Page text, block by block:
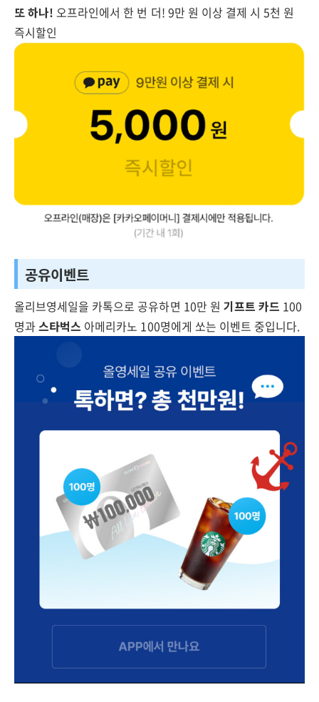
또 하나!오프라인에서 한 번 더! 9만 원 이상 결제 시 5천 원
즉시할인
공유이벤트
올리브영세일을 카톡으로 공유하면 10만 원 기프트 카드 100
명과스타벅스 아메리카노 100명에게 쏘는 이벤트 중입니다.